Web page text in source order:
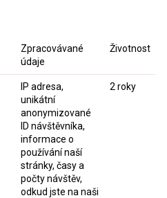
Zpracovávané
údaje
Životnost
IP adresa,
unikátní
anonymizované
ID návštěvníka,
informace o
používání naší
stránky, časy a
počty návštěv,
odkud jste na naši
2 roky